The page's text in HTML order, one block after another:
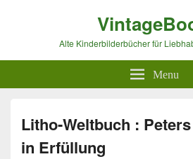
Alte Kinderbilderbücher für
Menu
Litho-Weltbuch :
in Erfüllung